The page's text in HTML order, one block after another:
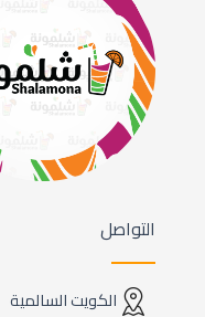
التواصل
الكويت السالمية